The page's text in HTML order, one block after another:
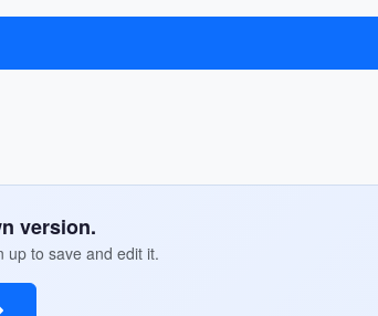
version.
to save and edit it.